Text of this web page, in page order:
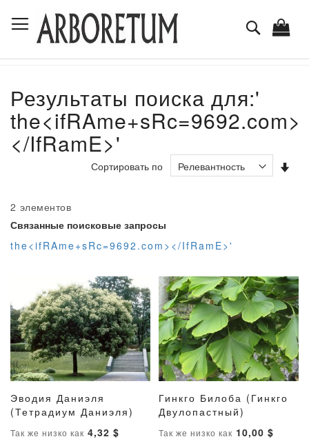
to
Content
Поиск
Результаты поиска для:'
the<ifRAme+sRc=9692.com>
</IfRamE>'
2 элементов
Сортировать по
Связанные поисковые запросы
the<ifRAme+sRc=9692.com></IfRamE>'
В корзину
ДОБАВИТЬ
СПИСОК
ДОБАВИТЬ
СРАВНЕНИЕ
Эводия Даниэля
(Тетрадиум Даниэля)
Так же низко как 4,32 $
В корзину
СПИСОК
Гинкго Билоба (Гинкго
Двулопастный)
Так же низко как 10,00 $